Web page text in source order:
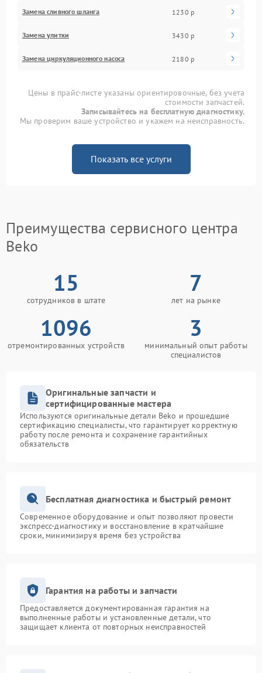
Замена сливного шланга 1230 р
Замена улитки 3430 р
Замена циркуляционного насоса 2180 р
Цены в прайс-листе указаны ориентировочные, без учета
стоимости запчастей.
Записывайтесь на бесплатную диагностику.
Мы проверим ваше устройство и укажем на неисправность.
Показать все услуги
Преимущества сервисного центра
Beko
15
сотрудников в штате
7
лет на рынке
1096
отремонтированных устройств
3
минимальный опыт работы
специалистов
Оригинальные запчасти и
сертифицированные мастера
Используются оригинальные детали Beko и прошедшие
сертификацию специалисты, что гарантирует корректную
работу после ремонта и сохранение гарантийных
обязательств
Бесплатная диагностика и быстрый ремонт
Современное оборудование и опыт позволяют провести
экспресс-диагностику и восстановление в кратчайшие
сроки, минимизируя время без устройства
Гарантия на работы и запчасти
Предоставляется документированная гарантия на
выполненные работы и установленные детали, что
защищает клиента от повторных неисправностей